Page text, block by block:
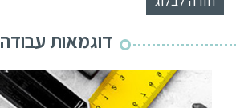
דוגמאות עבודה